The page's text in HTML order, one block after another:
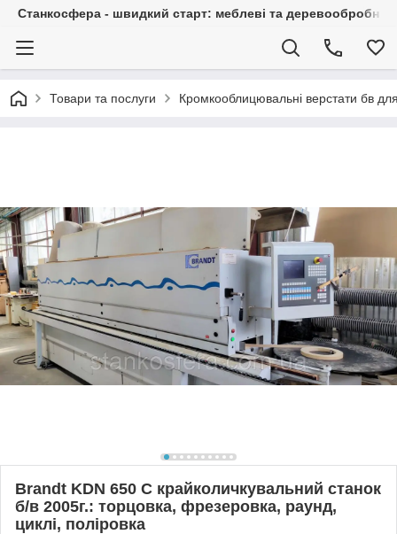
Станкосфера - швидкий старт: меблеві та деревообробні
Товари та послуги Кромкооблицювальні верстати бв
Brandt KDN 650 C крайколичкувальний станок
б/в 2005г.: торцовка, фрезеровка, раунд,
циклі, поліровка